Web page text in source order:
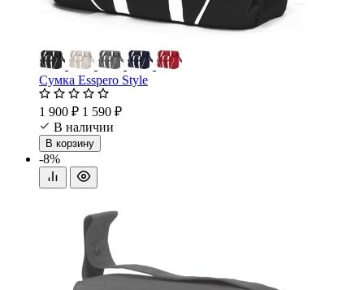
Сумка Esspero Style
1 900 ₽ 1 590 ₽
В наличии
В корзину
-8%